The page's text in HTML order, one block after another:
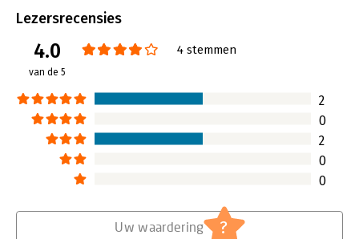
Japan en Australië) naar voormalige
China, Korea, Brazilië en Mexico.
onderschrijven.
Lees verder
Lezersrecensies
4.0
van de 5
4 stemmen
2
0
2
0
0
Uw waardering ?